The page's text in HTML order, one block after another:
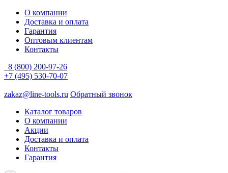
О компании
Доставка и оплата
Гарантия
Оптовым клиентам
Контакты
8 (800) 200-97-26
+7 (495) 530-70-07
zakaz@line-tools.ru Обратный звонок
Каталог товаров
О компании
Акции
Доставка и оплата
Контакты
Гарантия